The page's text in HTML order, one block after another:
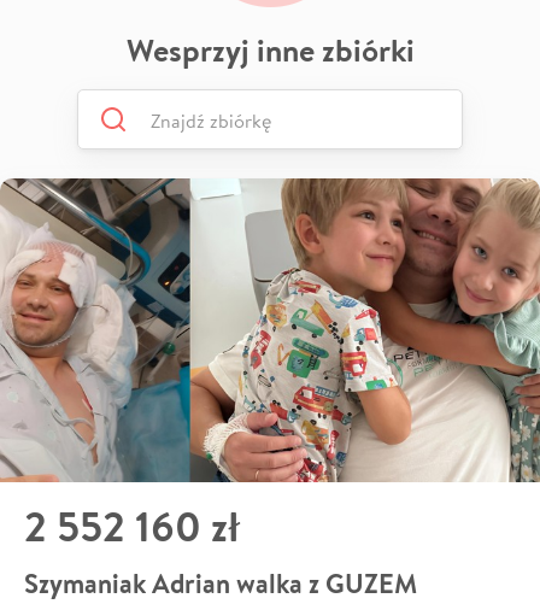
Wesprzyj inne zbiórki
2 552 160 zł
Szymaniak Adrian walka z GUZEM